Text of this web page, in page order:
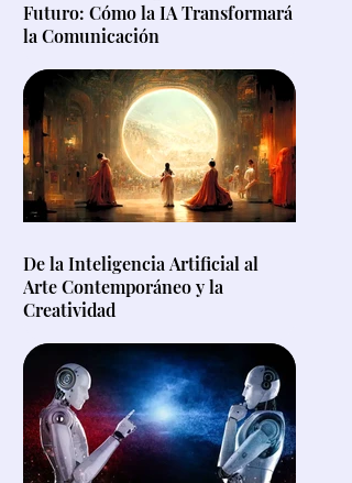
Futuro: Cómo la IA Transformará
la Comunicación
De la Inteligencia Artificial al
Arte Contemporáneo y la
Creatividad